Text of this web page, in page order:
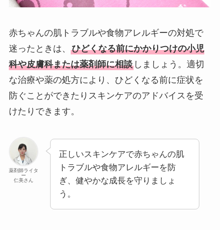
赤ちゃんの肌トラブルや食物アレルギーの対処で
迷ったときは、 ひどくなる前にかかりつけの小児
科や皮膚科または薬剤師に相談しましょう。適切
な治療や薬の処方により、ひどくなる前に症状を
防ぐことができたりスキンケアのアドバイスを受
けたりできます。
薬剤師ライタ
ー
仁美さん
正しいスキンケアで赤ちゃんの肌
トラブルや食物アレルギーを防
ぎ、健やかな成長を守りましょ
う。